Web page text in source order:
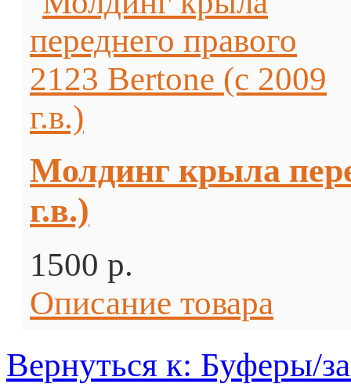
Молдинг крыла
г.в.)
1500 p.
Описание товара
Вернуться к: Буферы/